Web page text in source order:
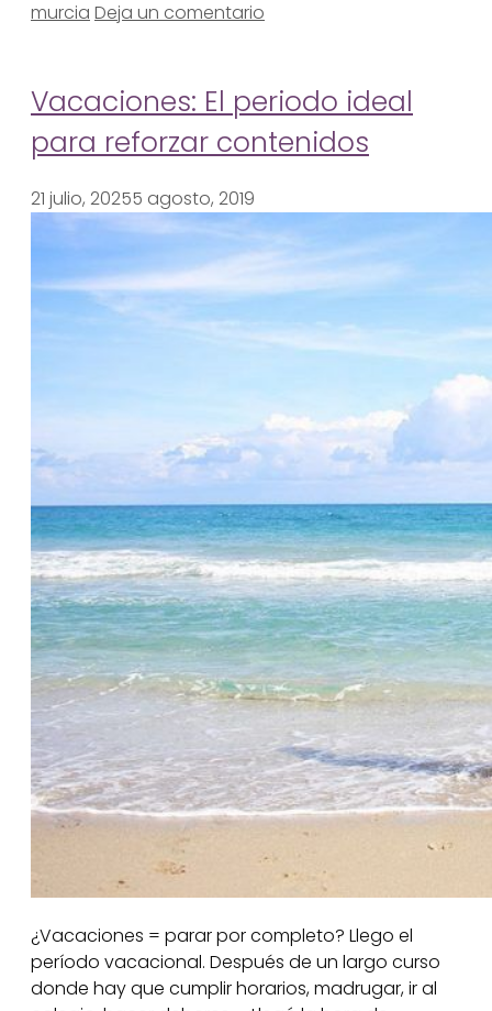
murcia Deja un comentario
Vacaciones: El periodo ideal
para reforzar contenidos
21 julio, 20255 agosto, 2019
¿Vacaciones = parar por completo? Llego el
período vacacional. Después de un largo curso
donde hay que cumplir horarios, madrugar, ir al